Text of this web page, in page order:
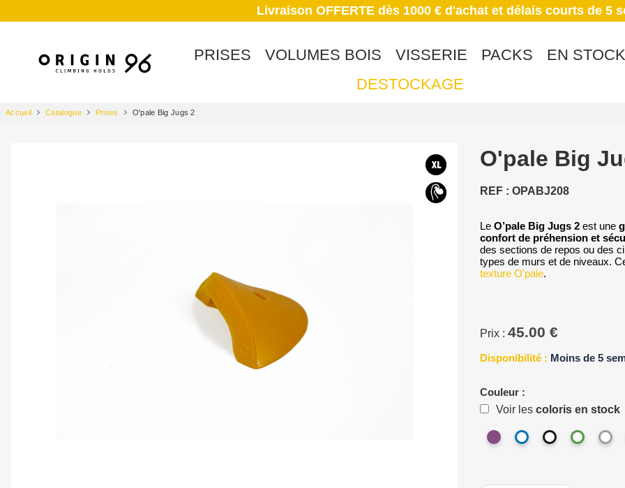
Livraison OFFERTE dès 1000 € d'achat et délais courts de 5
PRISES VOLUMES BOIS VISSERIE PACKS
EN STOCK
DESTOCKAGE
Accueil Catalogue Prises O'pale Big Jugs 2
O'pale Big
REF : OPABJ208
Le O’pale Big Jugs 2 est une
confort de préhension et
des sections de repos ou des
types de murs et de niveaux.
texture O'pale.
Prix : 45.00 €
Disponibilité : Moins de 5
Couleur :
Voir les coloris en stock